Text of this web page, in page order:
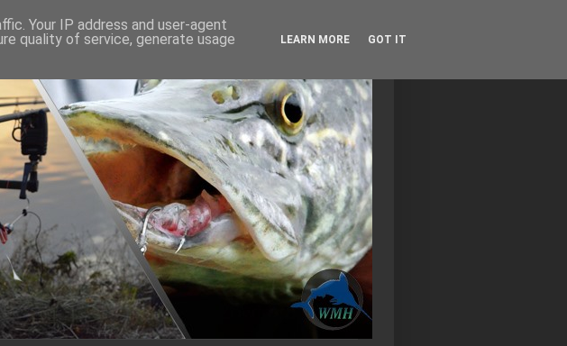
Your IP address and user-agent
quality of service, generate usage
LEARN MORE GOT IT